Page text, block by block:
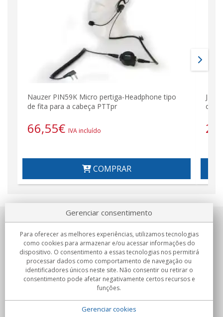
Nauzer PIN59K Micro pertiga-Headphone tipo
de fita para a cabeça PTTpr
66,55€ IVA incluído
COMPRAR
Sobre nosotros
Compromissos
Compras
Gerenciar consentimento
Para oferecer as melhores experiências, utilizamos tecnologias
como cookies para armazenar e/ou acessar informações do
dispositivo. O consentimento a essas tecnologias nos permitirá
processar dados como comportamento de navegação ou
identificadores únicos neste site. Não consentir ou retirar o
consentimento pode afetar negativamente certos recursos e
funções.
Gerenciar cookies